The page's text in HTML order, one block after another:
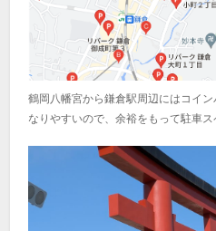
鶴岡八幡宮から鎌倉駅周辺にはコイ
なりやすいので、余裕をもって駐車